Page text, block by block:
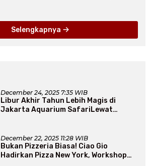
Selengkapnya
December 24, 2025 7:35 WIB
Libur Akhir Tahun Lebih Magis di
Jakarta Aquarium SafariLewat
December 22, 2025 11:28 WIB
Bukan Pizzeria Biasa! Ciao Gio
Hadirkan Pizza New York, Workshop